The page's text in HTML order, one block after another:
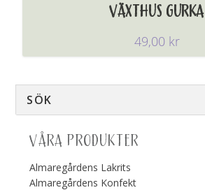
VÄXTHUS GURKA
49,00 kr
VÅRA PRODUKTER
Almaregårdens Lakrits
Almaregårdens Konfekt